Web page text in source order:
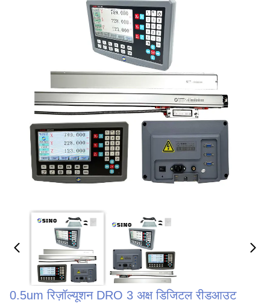
0.5um रिज़ॉल्यूशन DRO 3 अक्ष डिजिटल रीडआउट